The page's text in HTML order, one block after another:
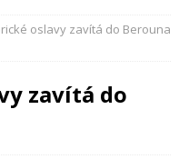
oslavy zavítá do Berouna
zavítá do